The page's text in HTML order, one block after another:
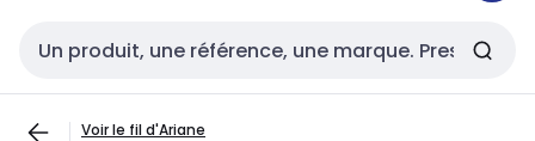
Entrée de recherche
Voir le fil d'Ariane